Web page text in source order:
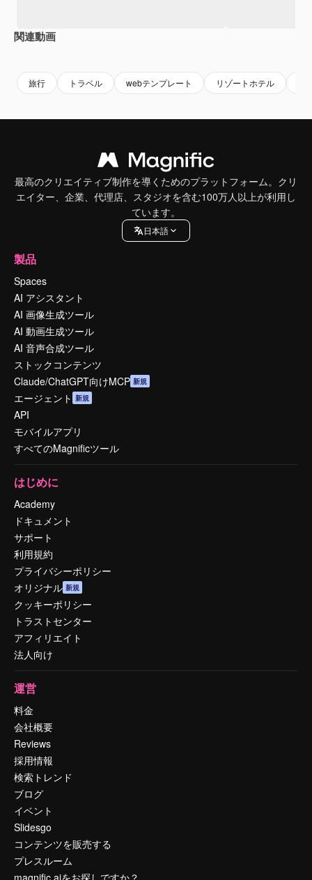
関連動画
旅行 トラベル webテンプレート リゾートホテル
最高のクリエイティブ制作を導くためのプラットフォーム。クリ
エイター、企業、代理店、スタジオを含む100万人以上が利用し
ています。
日本語
製品
Spaces
AI アシスタント
AI 画像生成ツール
AI 動画生成ツール
AI 音声合成ツール
ストックコンテンツ
Claude/ChatGPT向けMCP 新規
エージェント 新規
API
モバイルアプリ
すべてのMagnificツール
はじめに
Academy
ドキュメント
サポート
利用規約
プライバシーポリシー
オリジナル 新規
クッキーポリシー
トラストセンター
アフィリエイト
法人向け
運営
料金
会社概要
Reviews
採用情報
検索トレンド
ブログ
イベント
Slidesgo
コンテンツを販売する
プレスルーム
magnific.aiをお探しですか？